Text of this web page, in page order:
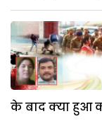
के बाद क्या हुआ